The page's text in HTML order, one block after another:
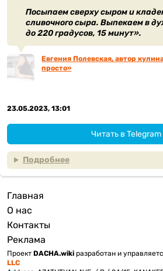
Посыпаем сверху сыром и
сливочного сыра. Выпекаем в
до 220 градусов, 15 минут».
Евгения Полевская, автор
просто»
23.05.2023, 13:01
Читать в Telegram
Подробнее
Подвал
Главная
О нас
Контакты
Реклама
Проект DACHA.wiki разработан и
LLC